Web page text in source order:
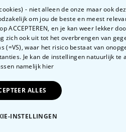
- niet alleen de onze maar ook
om jou de beste en meest
ACCEPTEREN, en je kan weer lekker
zich ook uit tot het overbrengen van
(=VS), waar het risico bestaat van
Je kan de instellingen natuurlijk te
namelijk hier
ALLES
INSTELLINGEN